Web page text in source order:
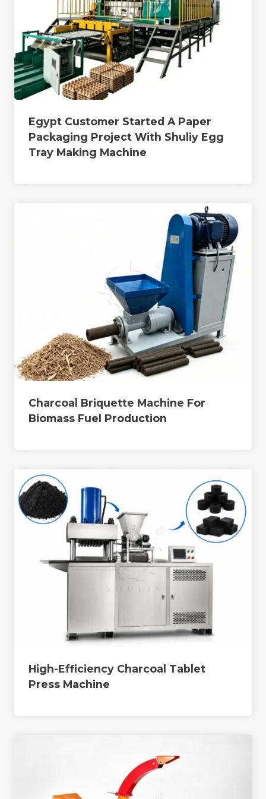
Egypt Customer Started A Paper
Packaging Project With Shuliy Egg
Tray Making Machine
Charcoal Briquette Machine For
Biomass Fuel Production
High-Efficiency Charcoal Tablet
Press Machine